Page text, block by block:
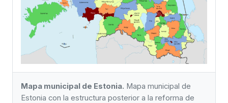
Mapa municipal de Estonia. Mapa municipal de
Estonia con la estructura posterior a la reforma de